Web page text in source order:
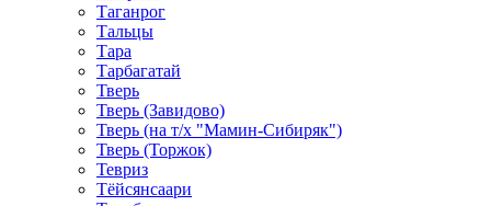
Таганрог
Тальцы
Тара
Тарбагатай
Тверь
Тверь (Завидово)
Тверь (на т/х "Мамин-Сибиряк")
Тверь (Торжок)
Тевриз
Тёйсянсаари